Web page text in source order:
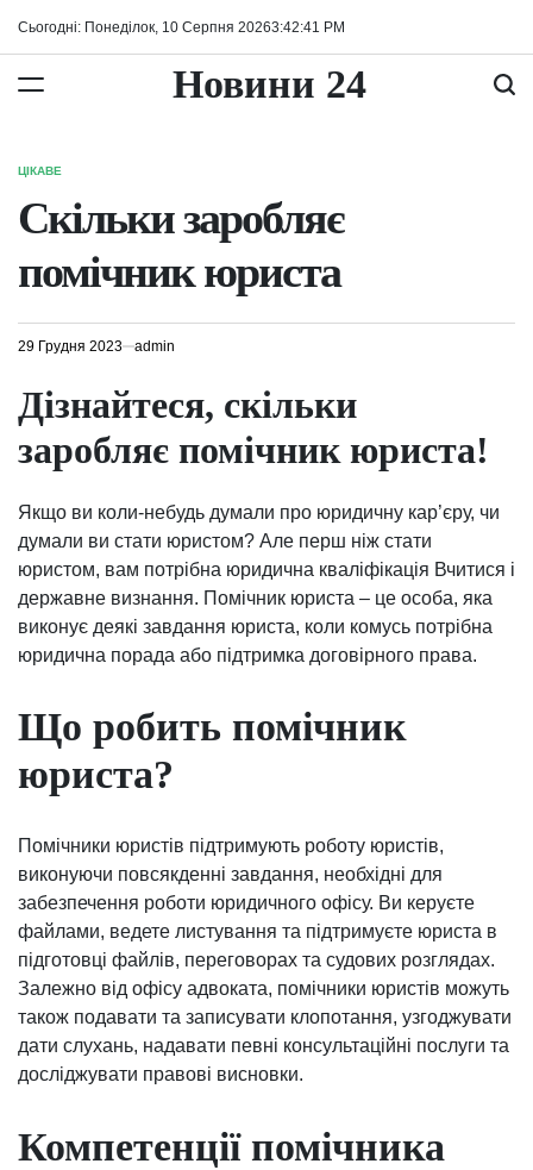
Сьогодні: Понеділок, 10 Серпня 20263:42:42 PM
Новини 24
ОПУБЛІКУВАТИ
ЦІКАВЕ
Скільки заробляє
помічник юриста
29 Грудня 2023 admin
Дізнайтеся, скільки
заробляє помічник юриста!
Якщо ви коли-небудь думали про юридичну кар’єру, чи
думали ви стати юристом? Але перш ніж стати
юристом, вам потрібна юридична кваліфікація Вчитися і
державне визнання. Помічник юриста – це особа, яка
виконує деякі завдання юриста, коли комусь потрібна
юридична порада або підтримка договірного права.
Що робить помічник
юриста?
Помічники юристів підтримують роботу юристів,
виконуючи повсякденні завдання, необхідні для
забезпечення роботи юридичного офісу. Ви керуєте
файлами, ведете листування та підтримуєте юриста в
підготовці файлів, переговорах та судових розглядах.
Залежно від офісу адвоката, помічники юристів можуть
також подавати та записувати клопотання, узгоджувати
дати слухань, надавати певні консультаційні послуги та
досліджувати правові висновки.
Компетенції помічника